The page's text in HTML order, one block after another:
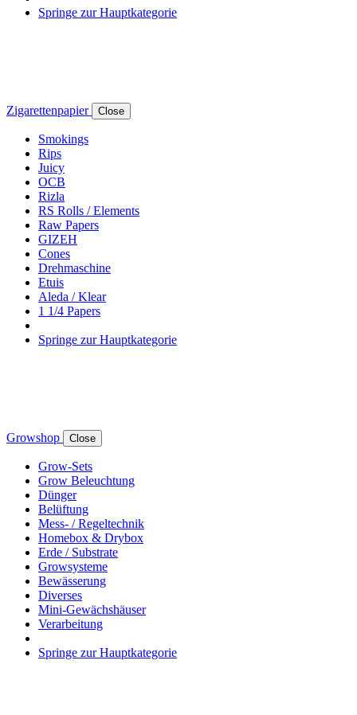
Springe zur Hauptkategorie
Zigarettenpapier Close
Smokings
Rips
Juicy
OCB
Rizla
RS Rolls / Elements
Raw Papers
GIZEH
Cones
Drehmaschine
Etuis
Aleda / Klear
1 1/4 Papers
Springe zur Hauptkategorie
Growshop Close
Grow-Sets
Grow Beleuchtung
Dünger
Belüftung
Mess- / Regeltechnik
Homebox & Drybox
Erde / Substrate
Growsysteme
Bewässerung
Diverses
Mini-Gewächshäuser
Verarbeitung
Springe zur Hauptkategorie